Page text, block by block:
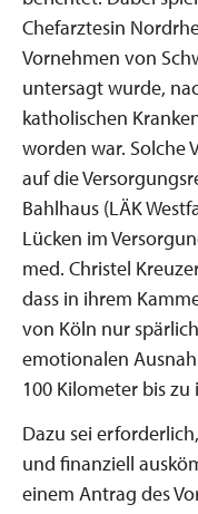
Chefarztesin
Vornehmen von
untersagt wurde,
katholischen
worden war. Solche
auf die
Bahlhaus (LÄK
Lücken im
med. Christel
dass in ihrem
von Köln nur
emotionalen
100 Kilometer bis
Dazu sei
und finanziell
einem Antrag des